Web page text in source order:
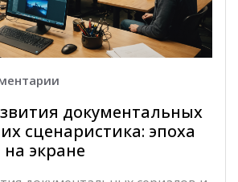
документальных
сценаристика: эпоха
экране